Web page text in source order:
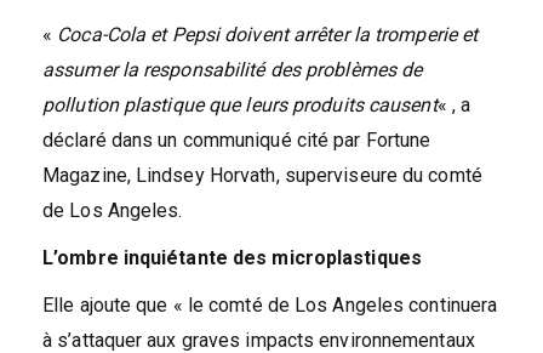
« Coca-Cola et Pepsi doivent arrêter la tromperie et
assumer la responsabilité des problèmes de
pollution plastique que leurs produits causent« , a
déclaré dans un communiqué cité par Fortune
Magazine, Lindsey Horvath, superviseure du comté
de Los Angeles.
L’ombre inquiétante des microplastiques
Elle ajoute que « le comté de Los Angeles continuera
à s’attaquer aux graves impacts environnementaux